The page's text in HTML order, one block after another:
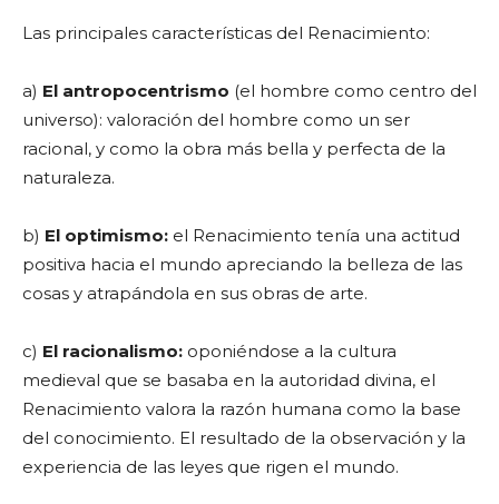
Las principales características del Renacimiento:
a) El antropocentrismo (el hombre como centro del
universo): valoración del hombre como un ser
racional, y como la obra más bella y perfecta de la
naturaleza.
b) El optimismo: el Renacimiento tenía una actitud
positiva hacia el mundo apreciando la belleza de las
cosas y atrapándola en sus obras de arte.
c) El racionalismo: oponiéndose a la cultura
medieval que se basaba en la autoridad divina, el
Renacimiento valora la razón humana como la base
del conocimiento. El resultado de la observación y la
experiencia de las leyes que rigen el mundo.